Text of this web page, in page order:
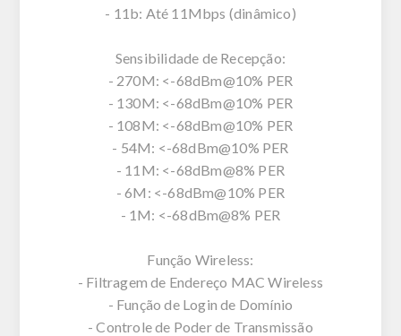
- 11b: Até 11Mbps (dinâmico)
Sensibilidade de Recepção:
- 270M: <-68dBm@10% PER
- 130M: <-68dBm@10% PER
- 108M: <-68dBm@10% PER
- 54M: <-68dBm@10% PER
- 11M: <-68dBm@8% PER
- 6M: <-68dBm@10% PER
- 1M: <-68dBm@8% PER
Função Wireless:
- Filtragem de Endereço MAC Wireless
- Função de Login de Domínio
- Controle de Poder de Transmissão